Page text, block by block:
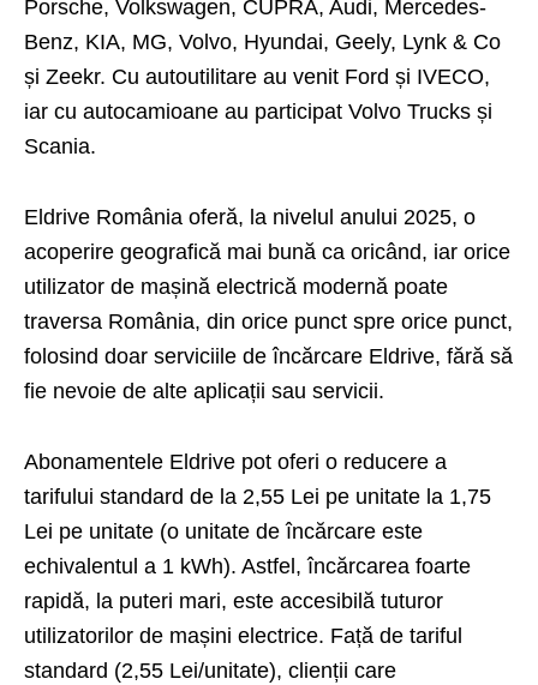
Porsche, Volkswagen, CUPRA, Audi, Mercedes-
Benz, KIA, MG, Volvo, Hyundai, Geely, Lynk & Co
și Zeekr. Cu autoutilitare au venit Ford și IVECO,
iar cu autocamioane au participat Volvo Trucks și
Scania.
Eldrive România oferă, la nivelul anului 2025, o
acoperire geografică mai bună ca oricând, iar orice
utilizator de mașină electrică modernă poate
traversa România, din orice punct spre orice punct,
folosind doar serviciile de încărcare Eldrive, fără să
fie nevoie de alte aplicații sau servicii.
Abonamentele Eldrive pot oferi o reducere a
tarifului standard de la 2,55 Lei pe unitate la 1,75
Lei pe unitate (o unitate de încărcare este
echivalentul a 1 kWh). Astfel, încărcarea foarte
rapidă, la puteri mari, este accesibilă tuturor
utilizatorilor de mașini electrice. Față de tariful
standard (2,55 Lei/unitate), clienții care